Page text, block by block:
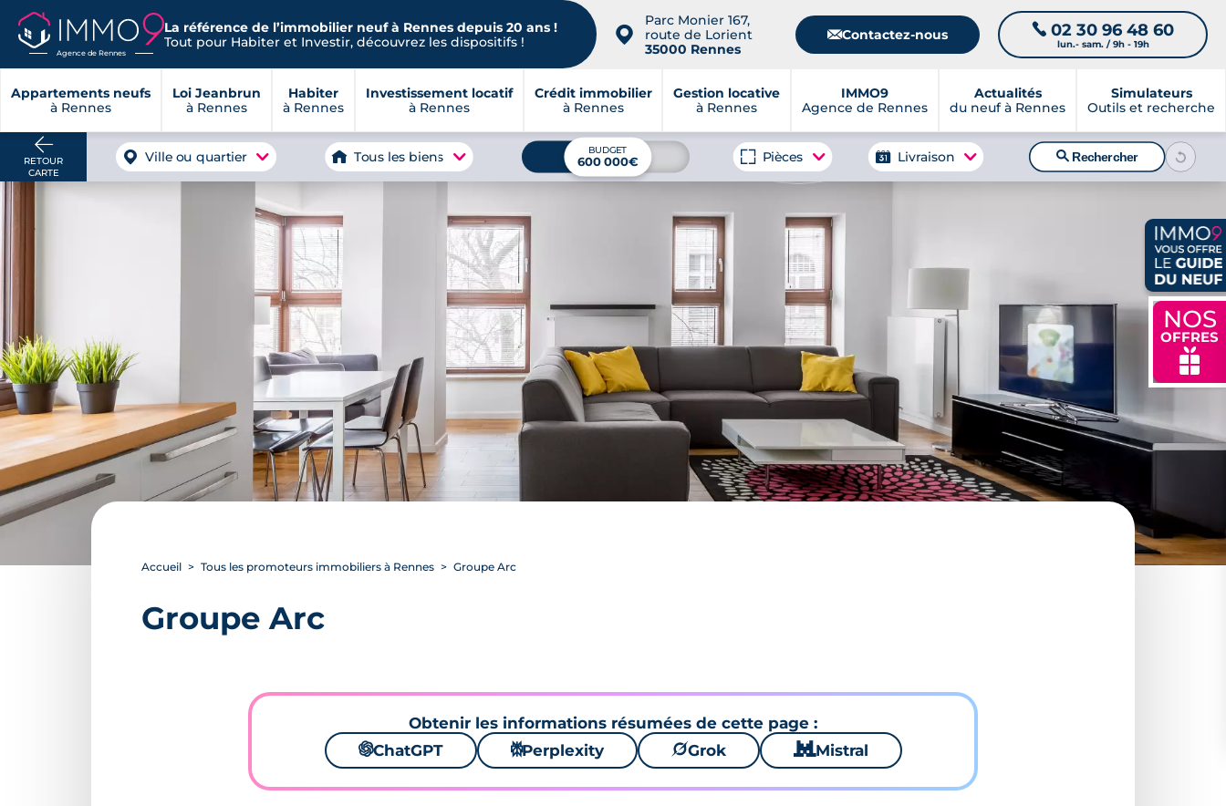
Agence de Rennes
La référence de l’immobilier neuf à Rennes depuis 20 ans !
Tout pour Habiter et Investir, découvrez les dispositifs !
📍
Parc Monier 167,
route de Lorient
35000 Rennes
📧Contactez-nous 📞 02 30 96 48 60
lun.- sam. / 9h - 19h
Appartements neufs
à Rennes
Loi Jeanbrun
à Rennes
Habiter
à Rennes
Investissement locatif
à Rennes
Crédit immobilier
à Rennes
Gestion locative
à Rennes
IMMO9
Agence de Rennes
Actualités
du neuf à Rennes
Simulateurs
Outils et recherche
NOS
OFFRES
🎁
RETOUR
CARTE
Ville ou quartier Tous les biens BUDGET
600 000€ Pièces Livraison 🔍Rechercher
Accueil Tous les promoteurs immobiliers à Rennes Groupe Arc
Groupe Arc
Obtenir les informations résumées de cette page :
🌌ChatGPT ⚙Perplexity 🪐Grok 🐱 Mistral